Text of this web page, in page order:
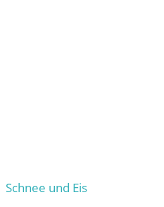
Schnee und Eis